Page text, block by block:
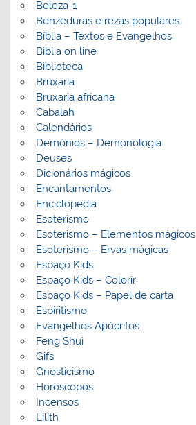
Beleza-1
Benzeduras e rezas populares
Bíblia – Textos e Evangelhos
Biblia on line
Biblioteca
Bruxaria
Bruxaria africana
Cabalah
Calendários
Demónios – Demonologia
Deuses
Dicionários mágicos
Encantamentos
Enciclopedia
Esoterismo
Esoterismo – Elementos mágicos
Esoterismo – Ervas mágicas
Espaço Kids
Espaço Kids – Colorir
Espaço Kids – Papel de carta
Espiritismo
Evangelhos Apócrifos
Feng Shui
Gifs
Gnosticismo
Horoscopos
Incensos
Lilith